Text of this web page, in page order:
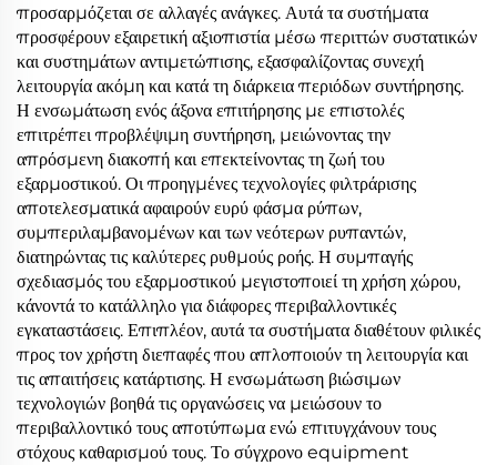
προσαρμόζεται σε αλλαγές ανάγκες. Αυτά τα συστήματα
προσφέρουν εξαιρετική αξιοπιστία μέσω περιττών συστατικών
και συστημάτων αντιμετώπισης, εξασφαλίζοντας συνεχή
λειτουργία ακόμη και κατά τη διάρκεια περιόδων συντήρησης.
Η ενσωμάτωση ενός άξονα επιτήρησης με επιστολές
επιτρέπει προβλέψιμη συντήρηση, μειώνοντας την
απρόσμενη διακοπή και επεκτείνοντας τη ζωή του
εξαρμοστικού. Οι προηγμένες τεχνολογίες φιλτράρισης
αποτελεσματικά αφαιρούν ευρύ φάσμα ρύπων,
συμπεριλαμβανομένων και των νεότερων ρυπαντών,
διατηρώντας τις καλύτερες ρυθμούς ροής. Η συμπαγής
σχεδιασμός του εξαρμοστικού μεγιστοποιεί τη χρήση χώρου,
κάνοντά το κατάλληλο για διάφορες περιβαλλοντικές
εγκαταστάσεις. Επιπλέον, αυτά τα συστήματα διαθέτουν φιλικές
προς τον χρήστη διεπαφές που απλοποιούν τη λειτουργία και
τις απαιτήσεις κατάρτισης. Η ενσωμάτωση βιώσιμων
τεχνολογιών βοηθά τις οργανώσεις να μειώσουν το
περιβαλλοντικό τους αποτύπωμα ενώ επιτυγχάνουν τους
στόχους καθαρισμού τους. Το σύγχρονο equipment